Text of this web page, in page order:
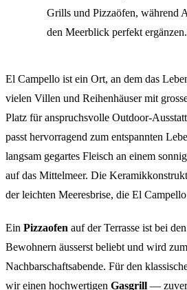
Grills und Pizzaöfen, während
den Meerblick perfekt ergänzen.
El Campello ist ein Ort, an dem das
vielen Villen und Reihenhäuser mit
Platz für anspruchsvolle Outdoor-
passt hervorragend zum entspannten
langsam gegartes Fleisch an einem
auf das Mittelmeer. Die
der leichten Meeresbrise, die El
Ein Pizzaofen auf der Terrasse ist bei
Bewohnern äusserst beliebt und wird
Nachbarschaftsabende. Für den
wir einen hochwertigen Gasgrill —